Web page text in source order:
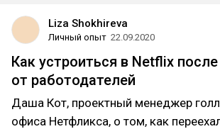
Liza Shokhireva
Личный опыт 22.09.2020
Как устроиться в Netflix
от работодателей
Даша Кот, проектный менеджер
офиса Нетфликса, о том, как